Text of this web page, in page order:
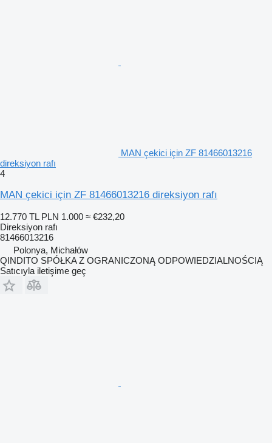
MAN çekici için ZF 81466013216
direksiyon rafı
4
MAN çekici için ZF 81466013216 direksiyon rafı
12.770 TL PLN 1.000 ≈ €232,20
Direksiyon rafı
81466013216
Polonya, Michałów
QINDITO SPÓŁKA Z OGRANICZONĄ ODPOWIEDZIALNOŚCIĄ
Satıcıyla iletişime geç